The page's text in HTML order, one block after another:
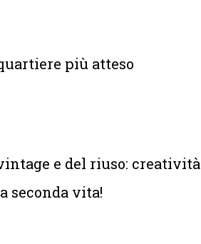
più atteso
e del riuso: creatività
seconda vita!